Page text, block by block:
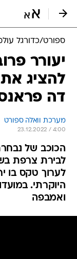
ספורט/כדורגל
יעורר
להציג
דה
מערכת וואלה ספורט
23.12.2022 / 4:00
הכוכב של
לבירת צרפת
לערוך טקס בו
היוקרתי.
ואמבפה